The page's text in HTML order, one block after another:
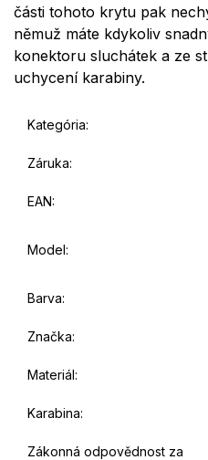
části tohoto krytu pak
němuž máte kdykoliv
konektoru sluchátek a ze
uchycení karabiny.
Kategória:
Záruka:
EAN:
Model:
Barva:
Značka:
Materiál:
Karabina:
Zákonná odpovědnost za